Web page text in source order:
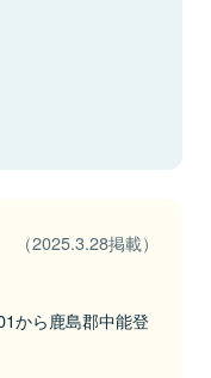
（2025.3.28掲載）
から鹿島郡中能登